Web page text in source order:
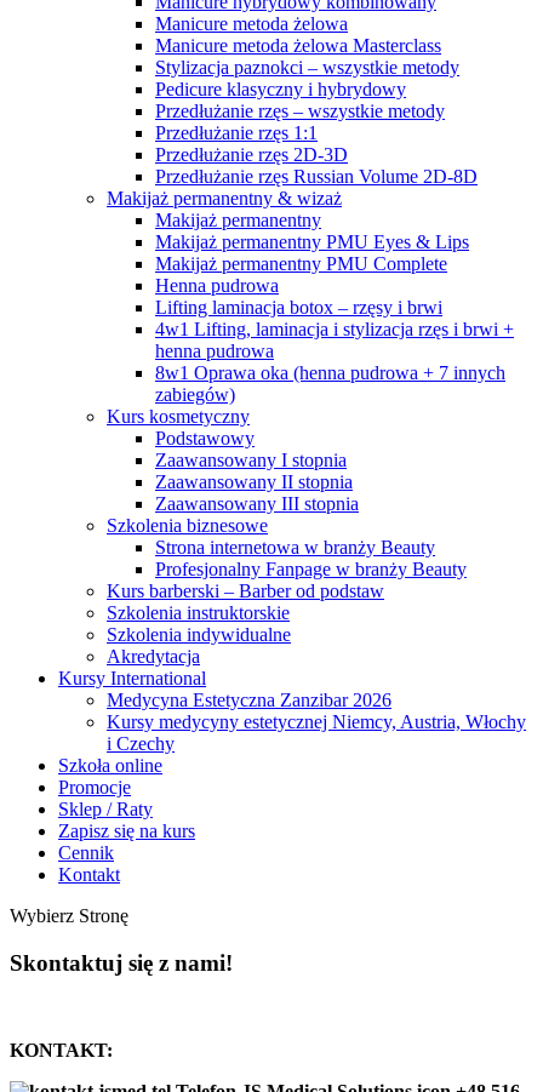
Manicure metoda żelowa
Manicure metoda żelowa Masterclass
Stylizacja paznokci – wszystkie metody
Pedicure klasyczny i hybrydowy
Przedłużanie rzęs – wszystkie metody
Przedłużanie rzęs 1:1
Przedłużanie rzęs 2D-3D
Przedłużanie rzęs Russian Volume 2D-8D
Makijaż permanentny & wizaż
Makijaż permanentny
Makijaż permanentny PMU Eyes & Lips
Makijaż permanentny PMU Complete
Henna pudrowa
Lifting laminacja botox – rzęsy i brwi
4w1 Lifting, laminacja i stylizacja rzęs i brwi +
henna pudrowa
8w1 Oprawa oka (henna pudrowa + 7 innych
zabiegów)
Kurs kosmetyczny
Podstawowy
Zaawansowany I stopnia
Zaawansowany II stopnia
Zaawansowany III stopnia
Szkolenia biznesowe
Strona internetowa w branży Beauty
Profesjonalny Fanpage w branży Beauty
Kurs barberski – Barber od podstaw
Szkolenia instruktorskie
Szkolenia indywidualne
Akredytacja
Kursy International
Medycyna Estetyczna Zanzibar 2026
Kursy medycyny estetycznej Niemcy, Austria, Włochy
i Czechy
Szkoła online
Promocje
Sklep / Raty
Zapisz się na kurs
Cennik
Kontakt
Wybierz Stronę
Skontaktuj się z nami!
KONTAKT: